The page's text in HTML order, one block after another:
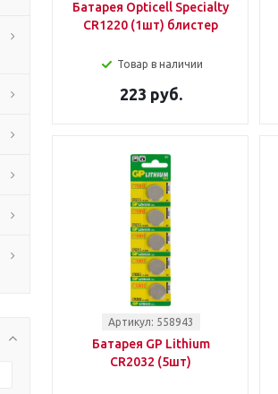
Батарея Opticell Specialty
CR1220 (1шт) блистер
Товар в наличии
223 руб.
Артикул: 558943
Батарея GP Lithium
CR2032 (5шт)